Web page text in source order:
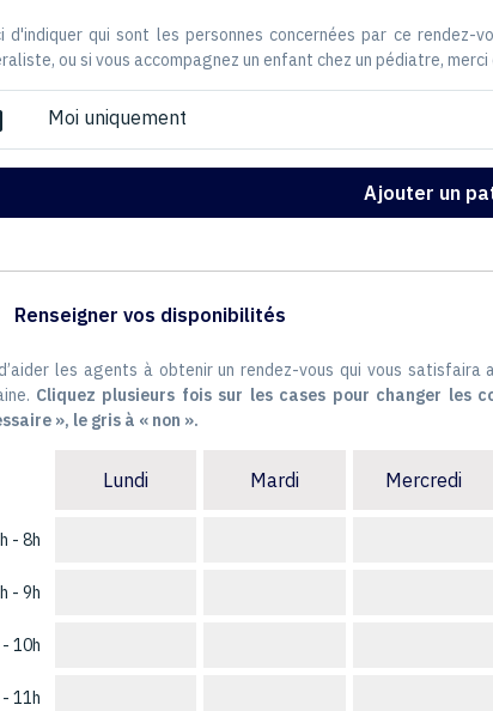
d'indiquer qui sont les personnes concernées par ce rendez-
ou si vous accompagnez un enfant chez un pédiatre,
Moi uniquement
Ajouter un
Renseigner vos disponibilités
les agents à obtenir un rendez-vous qui vous satisfaira
Cliquez plusieurs fois sur les cases pour changer les
», le gris à « non ».
- 8h
- 9h
10h
11h
Lundi Mardi Mercredi